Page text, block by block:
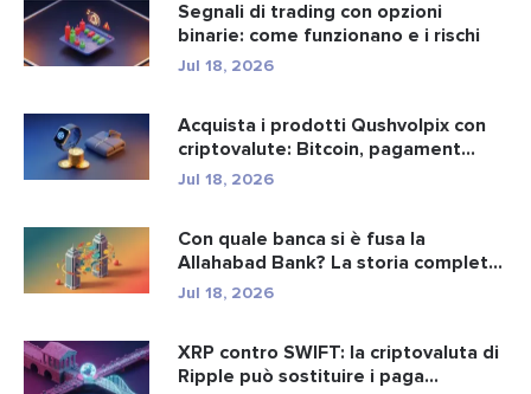
Segnali di trading con opzioni
binarie: come funzionano e i rischi
Jul 18, 2026
Acquista i prodotti Qushvolpix con
criptovalute: Bitcoin, pagament...
Jul 18, 2026
Con quale banca si è fusa la
Allahabad Bank? La storia completa
d...
Jul 18, 2026
XRP contro SWIFT: la criptovaluta di
Ripple può sostituire i paga...